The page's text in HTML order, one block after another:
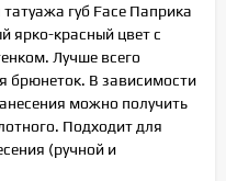
губ Face Паприка
ярко-красный цвет с
Лучше всего
брюнеток. В зависимости
можно получить
Подходит для
(ручной и